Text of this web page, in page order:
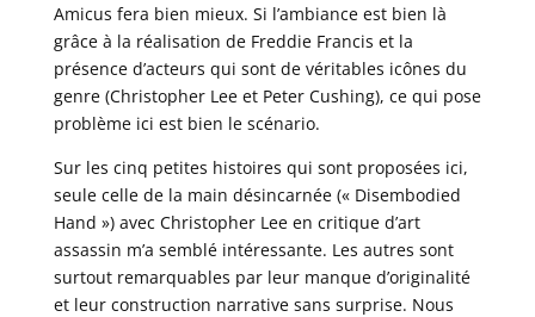
Amicus fera bien mieux. Si l’ambiance est bien là
grâce à la réalisation de Freddie Francis et la
présence d’acteurs qui sont de véritables icônes du
genre (Christopher Lee et Peter Cushing), ce qui pose
problème ici est bien le scénario.
Sur les cinq petites histoires qui sont proposées ici,
seule celle de la main désincarnée (« Disembodied
Hand ») avec Christopher Lee en critique d’art
assassin m’a semblé intéressante. Les autres sont
surtout remarquables par leur manque d’originalité
et leur construction narrative sans surprise. Nous